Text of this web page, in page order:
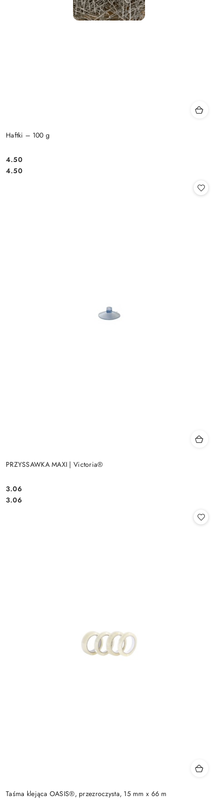
Haftki – 100 g
Cena:
4.50
Cena:
4.50
PRZYSSAWKA MAXI | Victoria®
Cena:
3.06
Cena:
3.06
Taśma klejąca OASIS®, przezroczysta, 15 mm x 66 m